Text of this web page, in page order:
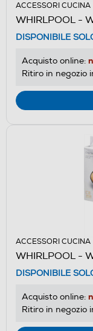
ACCESSORI CUCINA
WHIRLPOOL -
DISPONIBILE
Acquisto online:
Ritiro in negozio
ACCESSORI CUCINA
WHIRLPOOL -
DISPONIBILE
Acquisto online:
Ritiro in negozio